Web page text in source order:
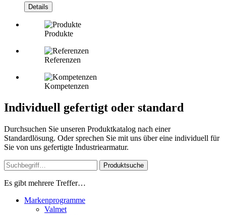
Details
Produkte
Referenzen
Kompetenzen
Individuell gefertigt oder standard
Durchsuchen Sie unseren Produktkatalog nach einer
Standardlösung. Oder sprechen Sie mit uns über eine individuell für
Sie von uns gefertigte Industriearmatur.
Produktsuche
Es gibt mehrere Treffer…
Markenprogramme
Valmet